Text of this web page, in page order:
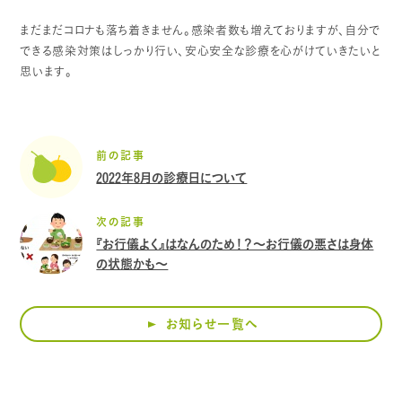
まだまだコロナも落ち着きません。感染者数も増えておりますが、自分で
できる感染対策はしっかり行い、安心安全な診療を心がけていきたいと
思います。
前の記事
2022年8月の診療日について
次の記事
『お行儀よく』はなんのため！？～お行儀の悪さは身体
の状態かも～
お知らせ一覧へ